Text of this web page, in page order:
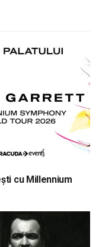
cu Millennium